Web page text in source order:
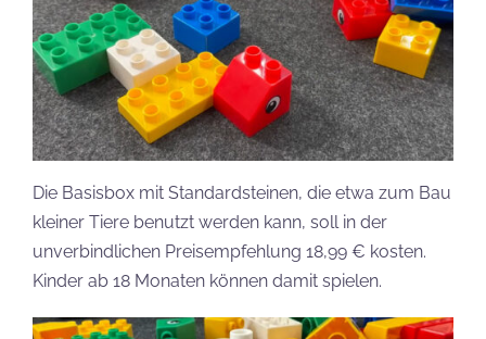
Die Basisbox mit Standardsteinen, die etwa zum Bau
kleiner Tiere benutzt werden kann, soll in der
unverbindlichen Preisempfehlung 18,99 € kosten.
Kinder ab 18 Monaten können damit spielen.